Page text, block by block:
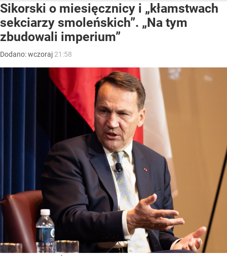
Sikorski o miesięcznicy i „kłamstwach
sekciarzy smoleńskich”. „Na tym
zbudowali imperium”
Dodano:wczoraj 21:58